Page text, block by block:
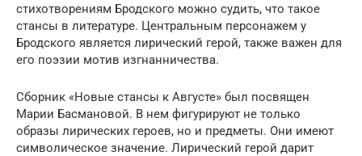
стихотворениям Бродского можно судить, что такое
стансы в литературе. Центральным персонажем у
Бродского является лирический герой, также важен для
его поэзии мотив изгнанничества.
Сборник «Новые стансы к Августе» был посвящен
Марии Басмановой. В нем фигурируют не только
образы лирических героев, но и предметы. Они имеют
символическое значение. Лирический герой дарит